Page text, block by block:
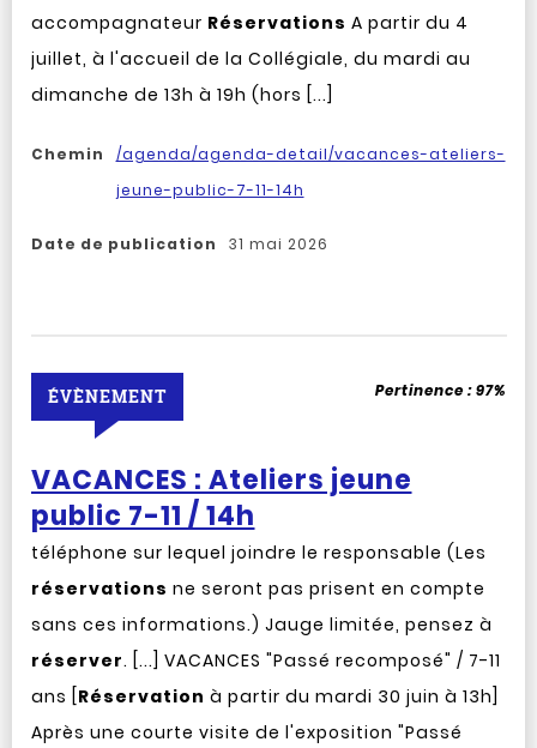
accompagnateur Réservations A partir du 4
juillet, à l'accueil de la Collégiale, du mardi au
dimanche de 13h à 19h (hors [...]
Chemin
/agenda/agenda-detail/vacances-ateliers-
jeune-public-7-11-14h
Date de publication 31 mai 2026
VACANCES : Ateliers jeune
public 7-11 / 14h
ÉVÈNEMENT Pertinence :97%
téléphone sur lequel joindre le responsable (Les
réservations ne seront pas prisent en compte
sans ces informations.) Jauge limitée, pensez à
réserver. [...] VACANCES "Passé recomposé" / 7-11
ans [ Réservation à partir du mardi 30 juin à 13h]
Après une courte visite de l'exposition "Passé